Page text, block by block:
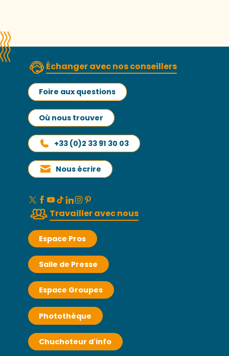
Échanger avec nos conseillers
Foire aux questions
Où nous trouver
+33 (0)2 33 91 30 03
Nous écrire
Travailler avec nous
Espace Pros
Salle de Presse
Espace Groupes
Photothèque
Chuchoteur d'info